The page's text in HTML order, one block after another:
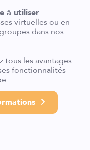
à utiliser
virtuelles ou en
dans nos
tous les avantages
fonctionnalités